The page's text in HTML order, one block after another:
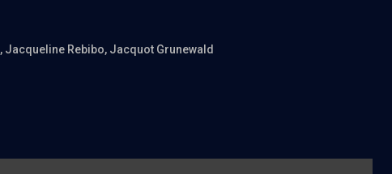
, Jacqueline Rebibo, Jacquot Grunewald